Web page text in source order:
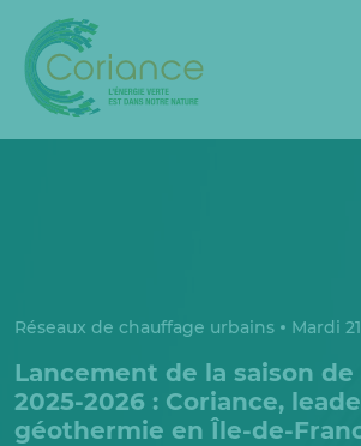
Réseaux de chauffage urbains Mardi
Lancement de la saison
2025-2026 : Coriance,
géothermie en Île-de-